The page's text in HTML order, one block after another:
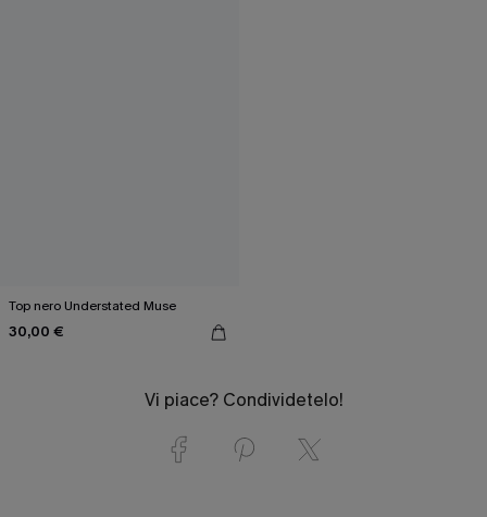
Top nero Understated Muse
30,00 €
Vi piace? Condividetelo!